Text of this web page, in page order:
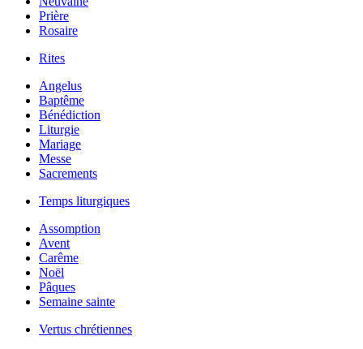
Prière
Rosaire
Rites
Angelus
Baptême
Bénédiction
Liturgie
Mariage
Messe
Sacrements
Temps liturgiques
Assomption
Avent
Carême
Noël
Pâques
Semaine sainte
Vertus chrétiennes